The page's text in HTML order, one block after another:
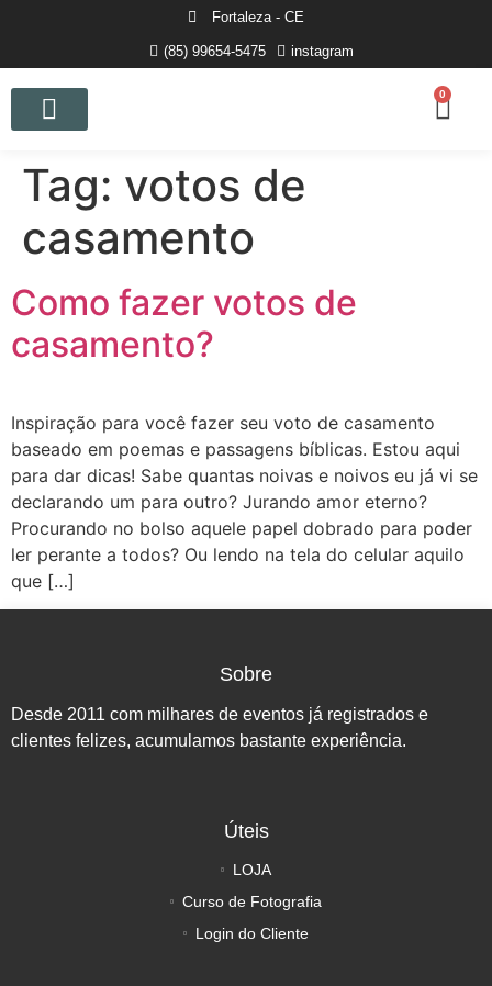
Fortaleza - CE
(85) 99654-5475 instagram
0
Tag: votos de
casamento
Como fazer votos de
casamento?
Inspiração para você fazer seu voto de casamento
baseado em poemas e passagens bíblicas. Estou aqui
para dar dicas! Sabe quantas noivas e noivos eu já vi se
declarando um para outro? Jurando amor eterno?
Procurando no bolso aquele papel dobrado para poder
ler perante a todos? Ou lendo na tela do celular aquilo
que […]
Sobre
Desde 2011 com milhares de eventos já registrados e
clientes felizes, acumulamos bastante experiência.
Úteis
LOJA
Curso de Fotografia
Login do Cliente